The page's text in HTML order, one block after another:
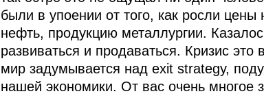
были в упоении от того, как росли
нефть, продукцию металлургии.
развиваться и продаваться. Кризис
мир задумывается над exit strategy,
нашей экономики. От вас очень